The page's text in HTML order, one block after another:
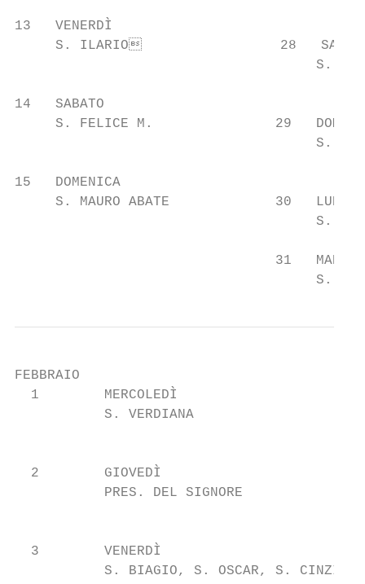
13   VENERDÌ
S. ILARIO                 28
S.
14   SABATO
S. FELICE M.               29
S.
15   DOMENICA
     S. MAURO ABATE             30   LUNEDÌ
S.
31
S.
FEBBRAIO
  1        MERCOLEDÌ
S. VERDIANA
  2        GIOVEDÌ
PRES. DEL SIGNORE
  3        VENERDÌ
S. BIAGIO, S. OSCAR, S. CINZIA